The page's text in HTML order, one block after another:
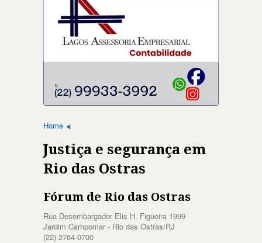
Home
Justiça e segurança em
Rio das Ostras
Fórum de Rio das Ostras
Rua Desembargador Elis H. Figueira 1999
Jardim Campomar - Rio das Ostras/RJ
(22) 2764-0700